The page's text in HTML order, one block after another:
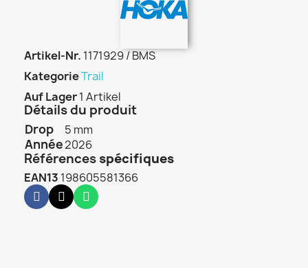
Artikel-Nr. 1171929 / BMS
KategorieTrail
Auf Lager1 Artikel
Détails du produit
Drop 5 mm
Année2026
Références spécifiques
EAN13 198605581366